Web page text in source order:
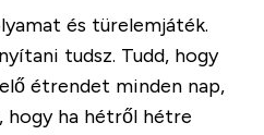
és türelemjáték.
tudsz. Tudd, hogy
étrendet minden nap,
hogy ha hétről hétre